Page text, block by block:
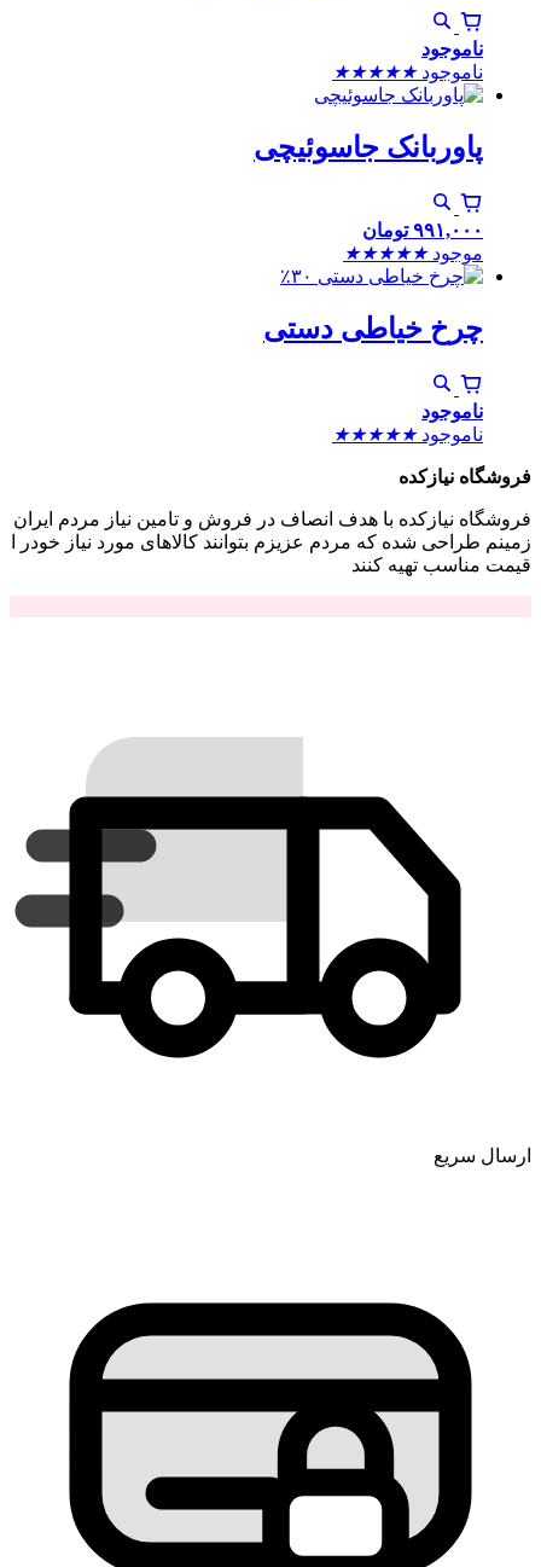
ناموجود
ناموجود ★
★
★
★
★
پاوربانک جاسوئیچی
۹۹۱,۰۰۰ تومان
موجود ★
★
★
★
★
٪۳۰
چرخ خیاطی دستی
ناموجود
ناموجود ★
★
★
★
★
نیازکده
نیازکده با هدف انصاف در فروش و تامین نیاز مردم ایران
طراحی شده که مردم عزیزم بتوانند کالاهای مورد نیاز خودر ا
مناسب تهیه کنند
سریع